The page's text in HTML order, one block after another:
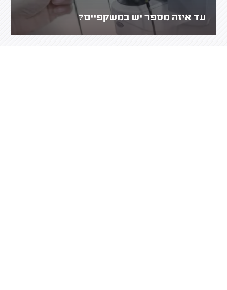
עד איזה מספר יש במשקפיים?